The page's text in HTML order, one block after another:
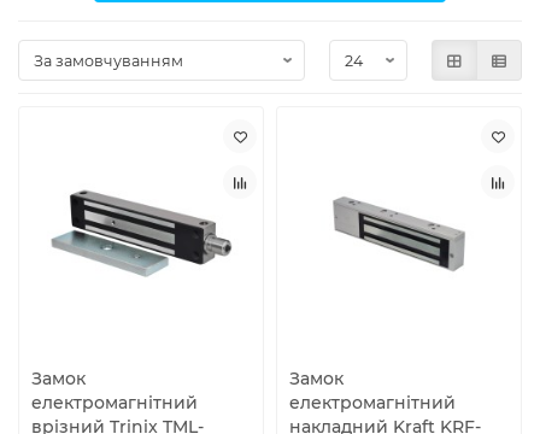
Замок
електромагнітний
врізний Trinix TML-
Замок
електромагнітний
накладний Kraft KRF-